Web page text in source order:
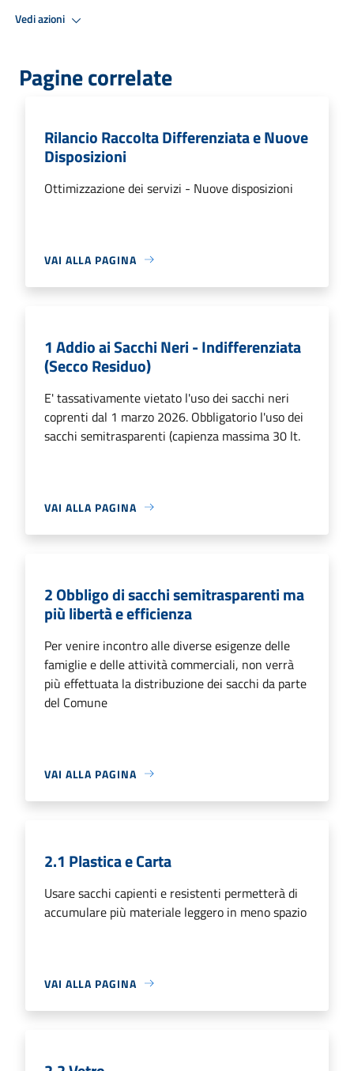
Vedi azioni
Pagine correlate
Rilancio Raccolta Differenziata e Nuove
Disposizioni
Ottimizzazione dei servizi - Nuove disposizioni
VAI ALLA PAGINA
1 Addio ai Sacchi Neri - Indifferenziata
(Secco Residuo)
E' tassativamente vietato l'uso dei sacchi neri
coprenti dal 1 marzo 2026. Obbligatorio l'uso dei
sacchi semitrasparenti (capienza massima 30 lt.
VAI ALLA PAGINA
2 Obbligo di sacchi semitrasparenti ma
più libertà e efficienza
Per venire incontro alle diverse esigenze delle
famiglie e delle attività commerciali, non verrà
più effettuata la distribuzione dei sacchi da parte
del Comune
VAI ALLA PAGINA
2.1 Plastica e Carta
Usare sacchi capienti e resistenti permetterà di
accumulare più materiale leggero in meno spazio
VAI ALLA PAGINA